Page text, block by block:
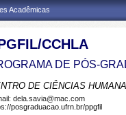
Acadêmicas
CCHLA
DE PÓS-
DE CIÊNCIAS
dela.savia@mac.com
posgraduacao.ufrn.br/ppgfil